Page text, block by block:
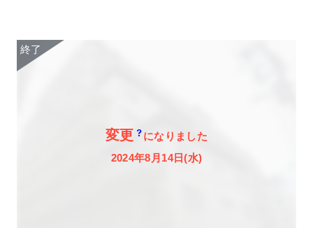
変更
になりました
2024年8月14日(水)